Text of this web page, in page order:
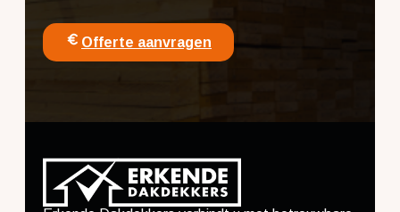
Offerte aanvragen